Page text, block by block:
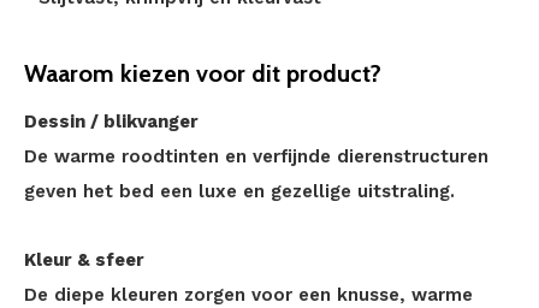
Waarom kiezen voor dit product?
Dessin / blikvanger
De warme roodtinten en verfijnde dierenstructuren
geven het bed een luxe en gezellige uitstraling.
Kleur & sfeer
De diepe kleuren zorgen voor een knusse, warme